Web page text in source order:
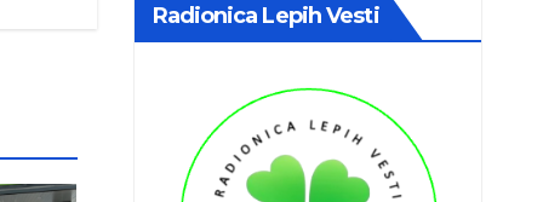
Radionica Lepih Vesti